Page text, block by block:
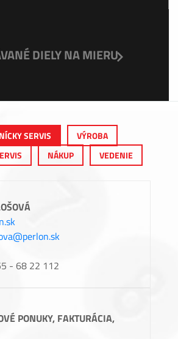
DIELY NA MIERU
SERVIS
VÝROBA
NÁKUP VEDENIE
- 68 22 112
PONUKY, FAKTURÁCIA,